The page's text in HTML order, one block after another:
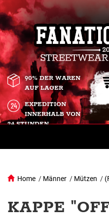
90% DER WAREN
AUF LAGER
EXPEDITION
INNERHALB VON
24 STUNDEN.
Home / Männer / Mützen /
KAPPE